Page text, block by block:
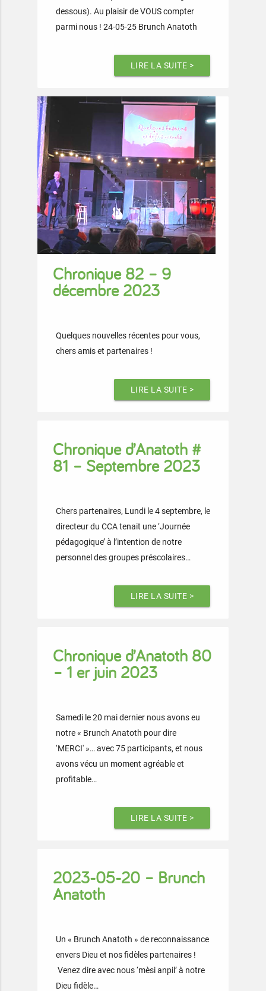
dessous). Au plaisir de VOUS compter
parmi nous ! 24-05-25 Brunch Anatoth
LIRE LA SUITE >
Chronique 82 – 9
décembre 2023
Quelques nouvelles récentes pour vous,
chers amis et partenaires !
LIRE LA SUITE >
Chronique d’Anatoth #
81 – Septembre 2023
Chers partenaires, Lundi le 4 septembre, le
directeur du CCA tenait une ‘Journée
pédagogique’ à l’intention de notre
personnel des groupes préscolaires…
LIRE LA SUITE >
Chronique d’Anatoth 80
– 1 er juin 2023
Samedi le 20 mai dernier nous avons eu
notre « Brunch Anatoth pour dire
‘MERCI' »… avec 75 participants, et nous
avons vécu un moment agréable et
profitable…
LIRE LA SUITE >
2023-05-20 – Brunch
Anatoth
Un « Brunch Anatoth » de reconnaissance
envers Dieu et nos fidèles partenaires !
Venez dire avec nous ‘mèsi anpil’ à notre
Dieu fidèle…